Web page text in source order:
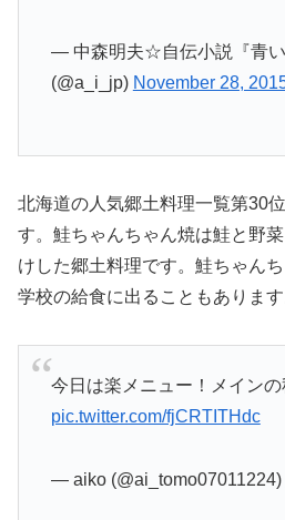
— 中森明夫☆自伝小説『青い
(@a_i_jp) November 28,
北海道の人気郷土料理一覧第30
す。鮭ちゃんちゃん焼は鮭と野
けした郷土料理です。鮭ちゃん
学校の給食に出ることもあります
今日は楽メニュー！メイン
pic.twitter.com/fjCRTITHdc
— aiko (@ai_tomo07011224)